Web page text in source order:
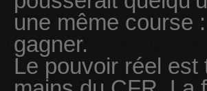
une même course
gagner.
Le pouvoir réel